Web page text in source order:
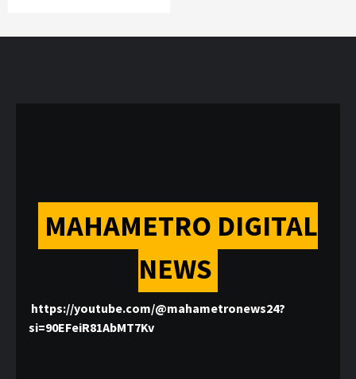
MAHAMETRO DIGITAL
NEWS
https://youtube.com/@mahametronews24?
si=90EFeiR81AbMT7Kv